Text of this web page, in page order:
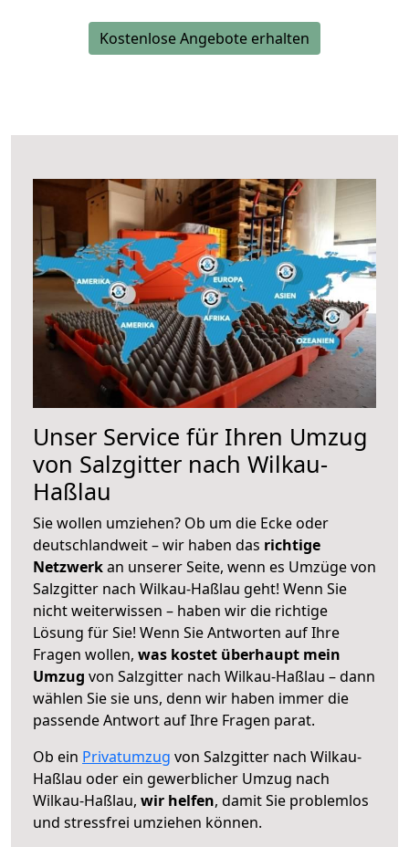
Kostenlose Angebote erhalten
Unser Service für Ihren Umzug
von Salzgitter nach Wilkau-
Haßlau
Sie wollen umziehen? Ob um die Ecke oder
deutschlandweit – wir haben das richtige
Netzwerkan unserer Seite, wenn es Umzüge von
Salzgitter nach Wilkau-Haßlau geht! Wenn Sie
nicht weiterwissen – haben wir die richtige
Lösung für Sie! Wenn Sie Antworten auf Ihre
Fragen wollen, was kostet überhaupt mein
Umzug von Salzgitter nach Wilkau-Haßlau – dann
wählen Sie sie uns, denn wir haben immer die
passende Antwort auf Ihre Fragen parat.
Ob ein Privatumzug von Salzgitter nach Wilkau-
Haßlau oder ein gewerblicher Umzug nach
Wilkau-Haßlau, wir helfen, damit Sie problemlos
und stressfrei umziehen können.